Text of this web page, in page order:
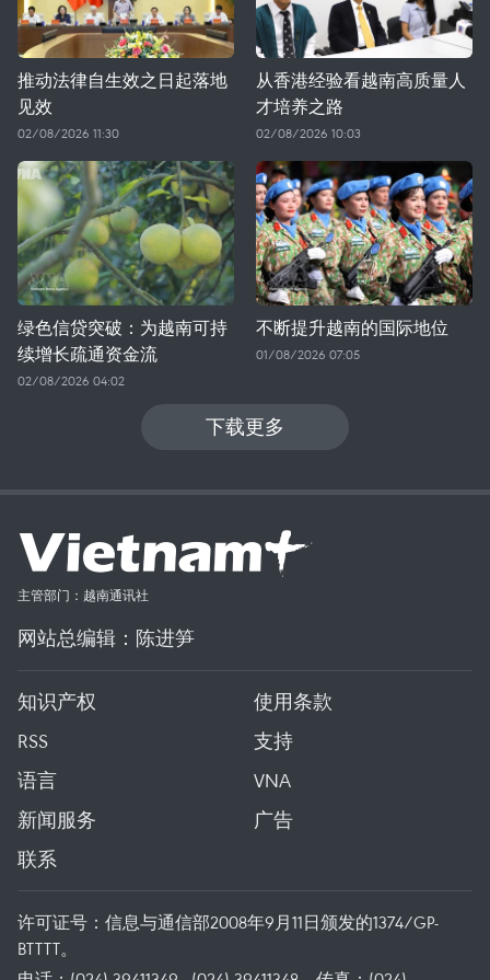
推动法律自生效之日起落地
见效
02/08/2026 11:30
从香港经验看越南高质量人
才培养之路
02/08/2026 10:03
绿色信贷突破：为越南可持
续增长疏通资金流
02/08/2026 04:02
不断提升越南的国际地位
01/08/2026 07:05
下载更多
主管部门：越南通讯社
网站总编辑：陈进笋
知识产权
使用条款
RSS
支持
语言
VNA
新闻服务
广告
联系
许可证号：信息与通信部2008年9月11日颁发的1374/GP-
BTTTT。